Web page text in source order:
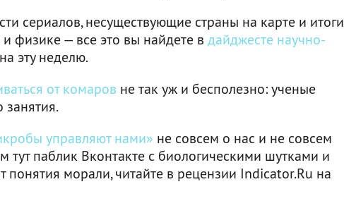
сериалов, несуществующие страны на карте и итоги
физике — все это вы найдете в дайджесте научно-
на эту неделю.
от комаров не так уж и бесполезно: ученые
занятия.
управляют нами» не совсем о нас и не совсем
тут паблик Вконтакте с биологическими шутками и
понятия морали, читайте в рецензии Indicator.Ru на